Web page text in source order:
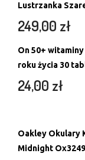
Lustrzanka
249,00 zł
On 50+
roku życia 30
24,00 zł
Oakley Okulary
Midnight